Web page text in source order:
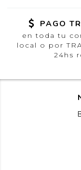
PAGO
en toda tu
local o por
24hs